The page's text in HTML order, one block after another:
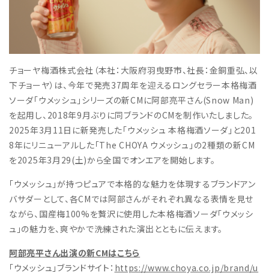
チョーヤ梅酒株式会社（本社：大阪府羽曳野市、社長：金銅重弘、以
下チョーヤ）は、今年で発売37周年を迎えるロングセラー本格梅酒
ソーダ「ウメッシュ」シリーズの新CMに阿部亮平さん(Snow Man)
を起用し、2018年9月ぶりに同ブランドのCMを制作いたしました。
2025年3月11日に新発売した「ウメッシュ 本格梅酒ソーダ」と201
8年にリニューアルした「The CHOYA ウメッシュ」の2種類の新CM
を2025年3月29(土)から全国でオンエアを開始します。
「ウメッシュ」が持つピュアで本格的な魅力を体現するブランドアン
バサダーとして、各CMでは阿部さんがそれぞれ異なる表情を見せ
ながら、国産梅100%を贅沢に使用した本格梅酒ソーダ「ウメッシ
ュ」の魅力を、爽やかで洗練された演出とともに伝えます。
阿部亮平さん出演の新CMはこちら
「ウメッシュ」ブランドサイト： https://www.choya.co.jp/brand/u